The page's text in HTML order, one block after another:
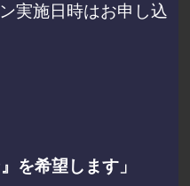
実施日時はお申し込
を希望します」